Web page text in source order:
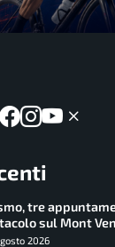
tre
sul Mont
vederli
2026